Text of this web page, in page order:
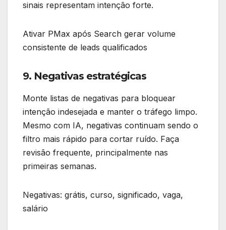
sinais representam intenção forte.
Ativar PMax após Search gerar volume
consistente de leads qualificados
9. Negativas estratégicas
Monte listas de negativas para bloquear
intenção indesejada e manter o tráfego limpo.
Mesmo com IA, negativas continuam sendo o
filtro mais rápido para cortar ruído. Faça
revisão frequente, principalmente nas
primeiras semanas.
Negativas: grátis, curso, significado, vaga,
salário